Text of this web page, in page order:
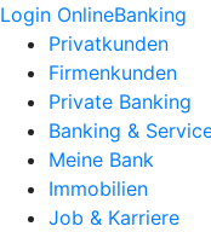
Login OnlineBanking
Privatkunden
Firmenkunden
Private Banking
Banking &
Meine Bank
Immobilien
Job & Karriere